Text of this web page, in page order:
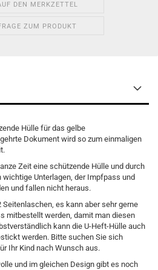
DEN MERKZETTEL
ZUM PRODUKT
Hülle für das gelbe
Dokument wird so zum einmaligen
Zeit eine schützende Hülle und durch
Unterlagen, der Impfpass und
und fallen nicht heraus.
es kann aber sehr gerne
mitbestellt werden, damit man diesen
kann die U-Heft-Hülle auch
werden. Bitte suchen Sie sich
Ihr Kind nach Wunsch aus.
und im gleichen Design gibt es noch